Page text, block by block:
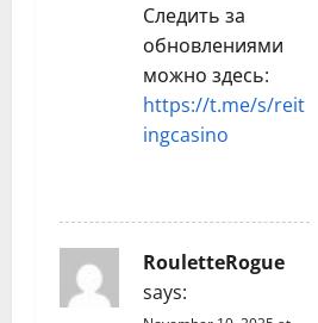
Следить за
обновлениями
можно здесь:
https://t.me/s/reit
ingcasino
RouletteRogue
says: